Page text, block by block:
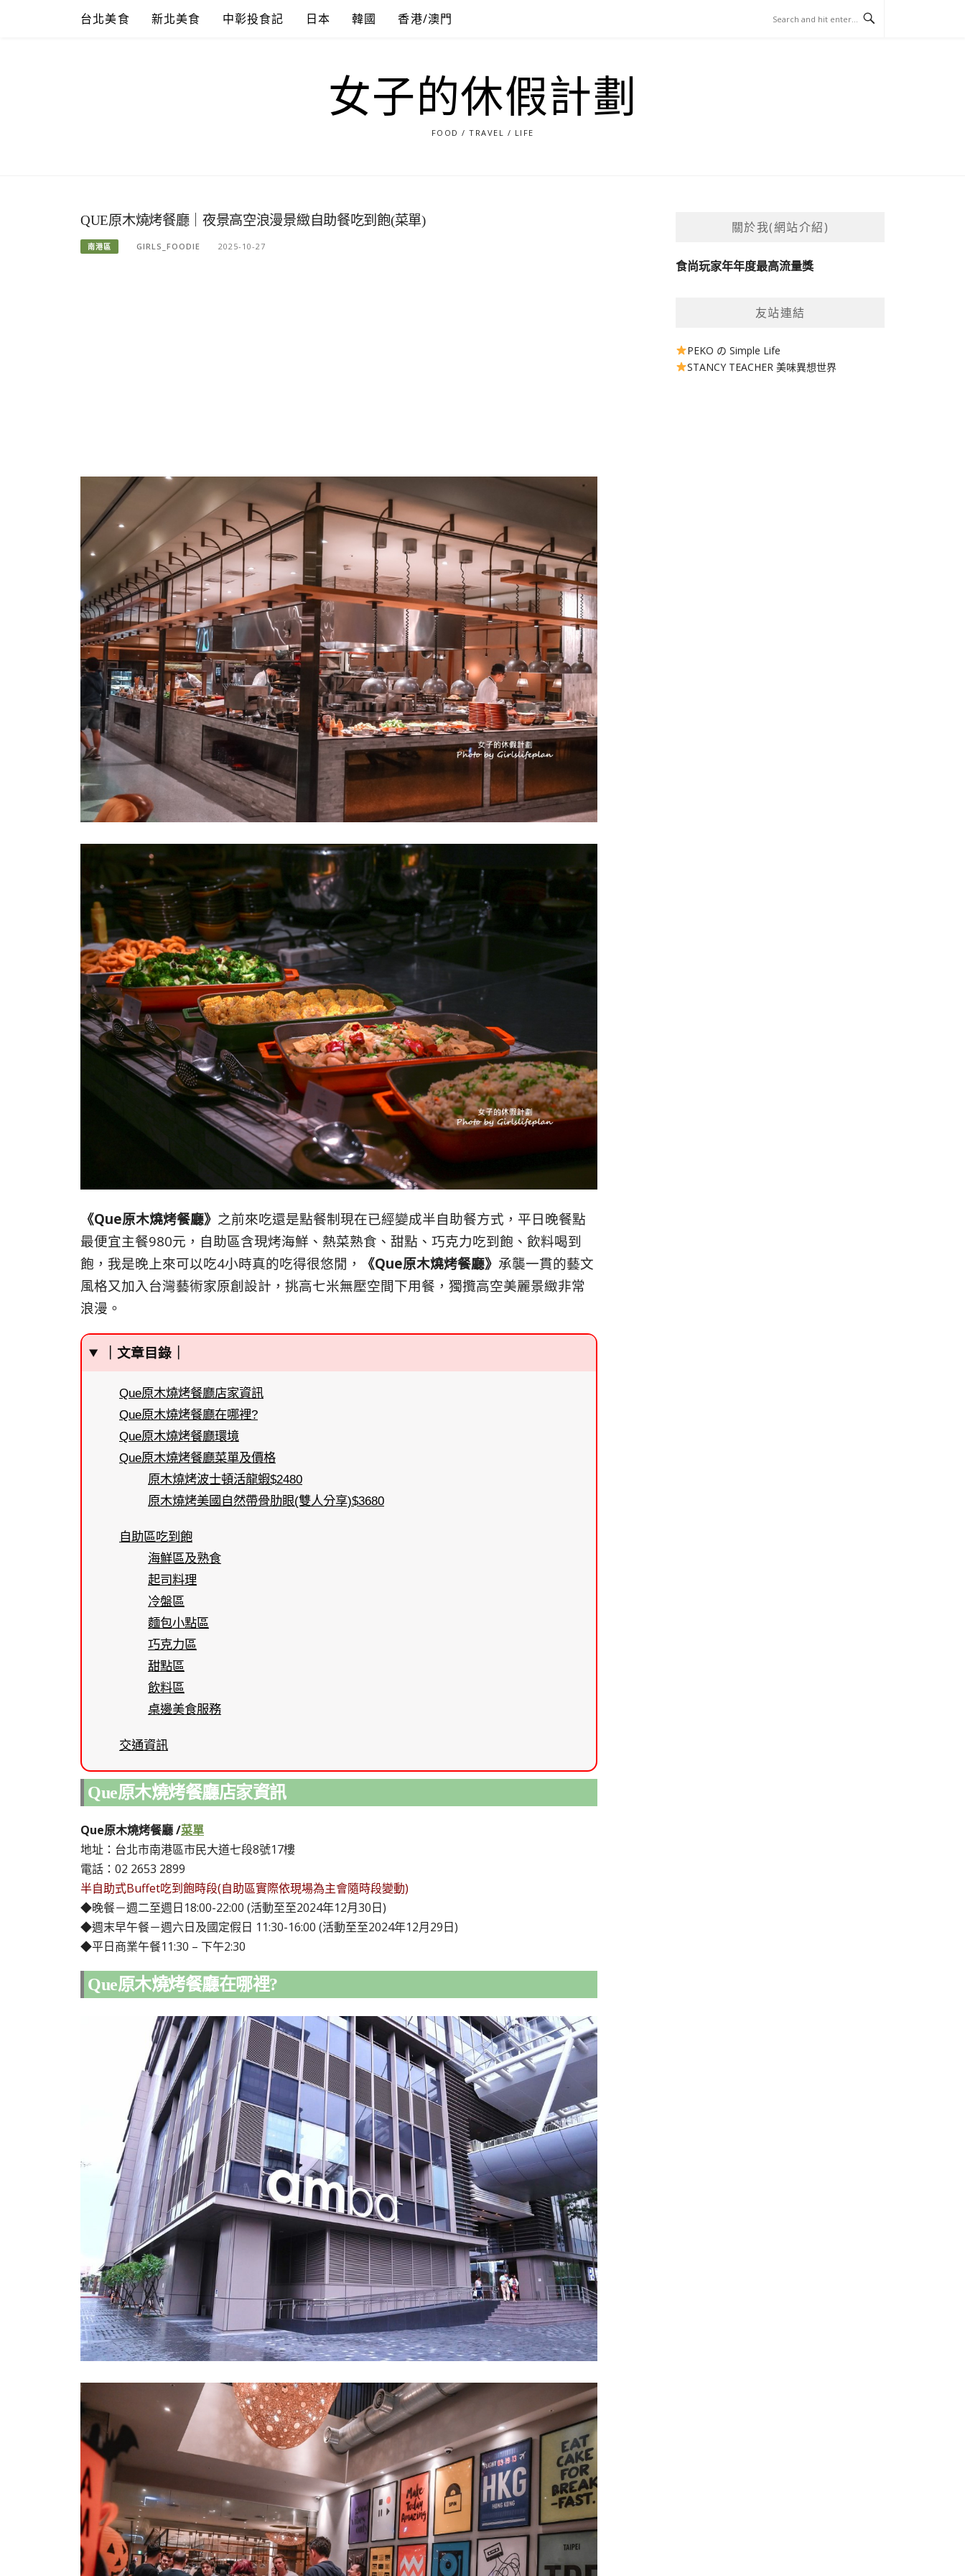
台北美食 新北美食 中彰投食記 日本 韓國 香港/澳門
女子的休假計劃
FOOD / TRAVEL / LIFE
QUE原木燒烤餐廳｜夜景高空浪漫景緻自助餐吃到飽(菜單)
南港區 GIRLS_FOODIE 2025-10-27
《Que原木燒烤餐廳》 之前來吃還是點餐制現在已經變成半自助餐方式，平日晚餐點
最便宜主餐980元，自助區含現烤海鮮、熱菜熟食、甜點、巧克力吃到飽、飲料喝到
飽，我是晚上來可以吃4小時真的吃得很悠閒，
《Que原木燒烤餐廳》 承襲一貫的藝文
風格又加入台灣藝術家原創設計，挑高七米無壓空間下用餐，獨攬高空美麗景緻非常
浪漫。
｜文章目錄｜
Que原木燒烤餐廳店家資訊
Que原木燒烤餐廳在哪裡?
Que原木燒烤餐廳環境
Que原木燒烤餐廳菜單及價格
原木燒烤波士頓活龍蝦$2480
原木燒烤美國自然帶骨肋眼(雙人分享)$3680
自助區吃到飽
海鮮區及熟食
起司料理
冷盤區
麵包小點區
巧克力區
甜點區
飲料區
桌邊美食服務
交通資訊
Que原木燒烤餐廳店家資訊
Que原木燒烤餐廳 /菜單
地址：台北市南港區市民大道七段8號17樓
電話：02 2653 2899
半自助式Buffet吃到飽時段(自助區實際依現場為主會隨時段變動)
◆晚餐－週二至週日18:00-22:00 (活動至至2024年12月30日)
◆週末早午餐－週六日及國定假日 11:30-16:00 (活動至至2024年12月29日)
◆平日商業午餐11:30 – 下午2:30
Que原木燒烤餐廳在哪裡?
關於我(網站介紹)
食尚玩家年年度最高流量獎
友站連結
PEKO の Simple Life
STANCY TEACHER 美味異想世界